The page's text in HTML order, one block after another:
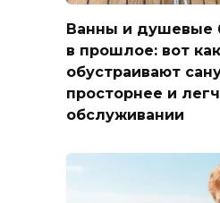
Ванны и душевые
в прошлое: вот
обустраивают
просторнее и
обслуживании